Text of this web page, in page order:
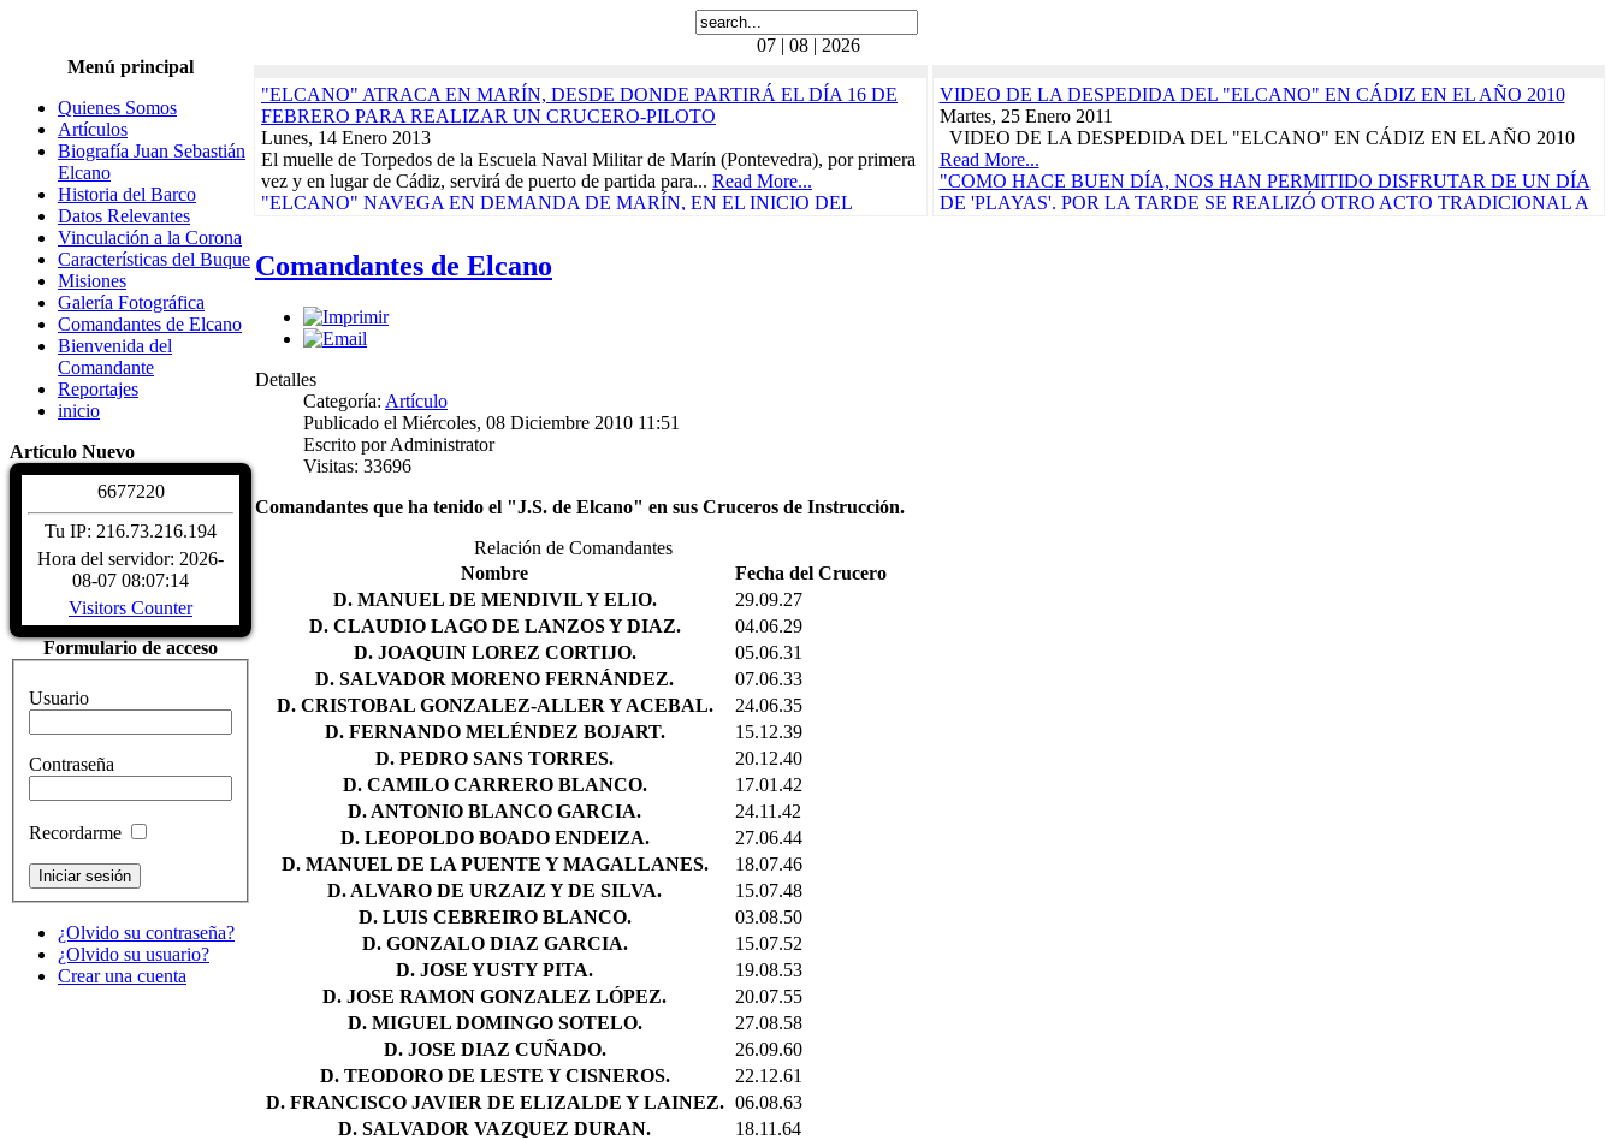
07 | 08 | 2026
Menú principal
Quienes Somos
Artículos
Biografía Juan Sebastián
Elcano
Historia del Barco
Datos Relevantes
Vinculación a la Corona
Características del Buque
Misiones
Galería Fotográfica
Comandantes de Elcano
Bienvenida del
Comandante
Reportajes
inicio
Artículo Nuevo
6677220
Tu IP: 216.73.216.194
Hora del servidor: 2026-
08-07 08:07:14
Visitors Counter
Formulario de acceso
Usuario
Contraseña
Recordarme
¿Olvido su contraseña?
¿Olvido su usuario?
Crear una cuenta
"ELCANO" ATRACA EN MARÍN, DESDE DONDE PARTIRÁ EL DÍA 16 DE
FEBRERO PARA REALIZAR UN CRUCERO-PILOTO
Lunes, 14 Enero 2013
El muelle de Torpedos de la Escuela Naval Militar de Marín (Pontevedra), por primera
vez y en lugar de Cádiz, servirá de puerto de partida para... Read More...
"ELCANO" NAVEGA EN DEMANDA DE MARÍN, EN EL INICIO DEL
El buque-escuela de la Armada Española, "Juan Sebastián de Elcano" zarpó el pasado
Actividades de la Asociación. Jornadas Cívico-Militares
Martes, 10 Enero 2012
EXPOSICIONES, REGATAS Y UN CONCIERTO BENÉFICO PRO-
DAMNIFICADOS TERREMOTOS DE LORCA PROTAGONIZARÁN EL
CALENDARIO DE ACTIVIDADES DURANTE EL...
Biografía Juan Sebastián de Elcano
Sábado, 04 Diciembre 2010
Juan Sebastián de Elcano nació en Guetaria, en la actual provincia de Guipúzcoa,
Características del Buque
CARACTERÍSTICAS - Buque Escuela "Juan Sebastián de Elcano" Descripcion del
buque. DATOS HISTÓRICOS. ASTILLEROS: ECHEVARRIETA Y
LARRINAGA (CADIZ).... Read More...
VIDEO DE LA DESPEDIDA DEL "ELCANO" EN CÁDIZ EN EL AÑO 2010
Martes, 25 Enero 2011
VIDEO DE LA DESPEDIDA DEL "ELCANO" EN CÁDIZ EN EL AÑO 2010
Read More...
"COMO HACE BUEN DÍA, NOS HAN PERMITIDO DISFRUTAR DE UN DÍA
DE 'PLAYAS'. POR LA TARDE SE REALIZÓ OTRO ACTO TRADICIONAL A
Comandantes de Elcano
Detalles
Categoría: Artículo
Publicado el Miércoles, 08 Diciembre 2010 11:51
Escrito por Administrator
Visitas: 33696
Comandantes que ha tenido el "J.S. de Elcano" en sus Cruceros de Instrucción.
Relación de Comandantes
Nombre
Fecha del Crucero
D. MANUEL DE MENDIVIL Y ELIO.
29.09.27
D. CLAUDIO LAGO DE LANZOS Y DIAZ.
04.06.29
D. JOAQUIN LOREZ CORTIJO.
05.06.31
D. SALVADOR MORENO FERNÁNDEZ.
07.06.33
D. CRISTOBAL GONZALEZ-ALLER Y ACEBAL.
24.06.35
D. FERNANDO MELÉNDEZ BOJART.
15.12.39
D. PEDRO SANS TORRES.
20.12.40
D. CAMILO CARRERO BLANCO.
17.01.42
D. ANTONIO BLANCO GARCIA.
24.11.42
D. LEOPOLDO BOADO ENDEIZA.
27.06.44
D. MANUEL DE LA PUENTE Y MAGALLANES.
18.07.46
D. ALVARO DE URZAIZ Y DE SILVA.
15.07.48
D. LUIS CEBREIRO BLANCO.
03.08.50
D. GONZALO DIAZ GARCIA.
15.07.52
D. JOSE YUSTY PITA.
19.08.53
D. JOSE RAMON GONZALEZ LÓPEZ.
20.07.55
D. MIGUEL DOMINGO SOTELO.
27.08.58
D. JOSE DIAZ CUÑADO.
26.09.60
D. TEODORO DE LESTE Y CISNEROS.
22.12.61
D. FRANCISCO JAVIER DE ELIZALDE Y LAINEZ. 06.08.63
D. SALVADOR VAZQUEZ DURAN.
18.11.64